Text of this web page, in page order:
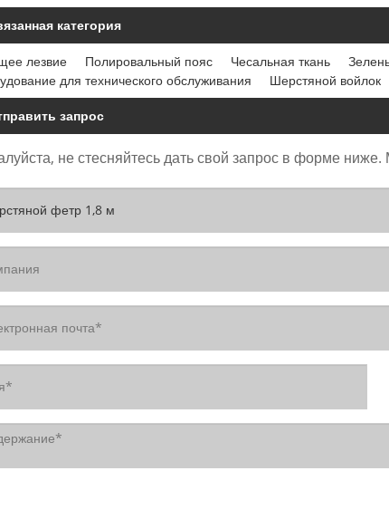
категория
лезвие Полировальный пояс Чесальная ткань
для технического обслуживания
Шерстяной войлок
запрос
не стесняйтесь дать свой запрос в форме